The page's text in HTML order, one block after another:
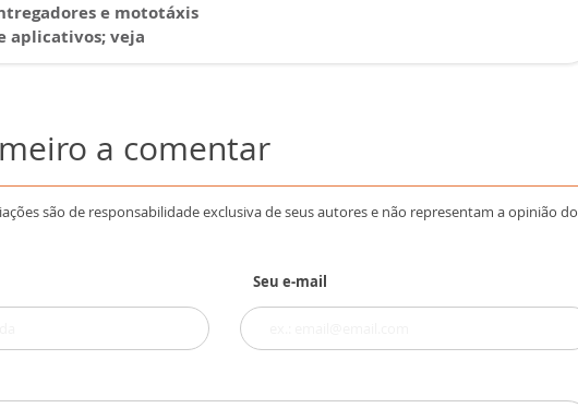
e mototáxis
aplicativos; veja
a comentar
são de responsabilidade exclusiva de seus autores e não representam a opinião do
Seu e-mail